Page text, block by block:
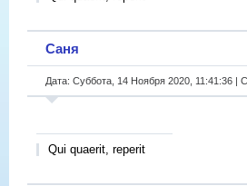
Саня
Дата: Суббота, 14 Ноября 2020, 11:41:36 |
Qui quaerit, reperit